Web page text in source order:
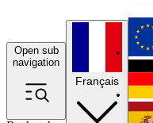
Open sub
navigation
Français